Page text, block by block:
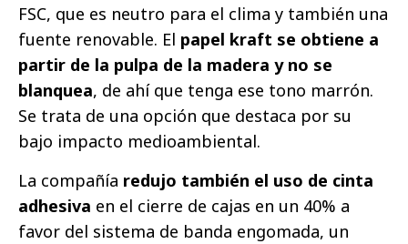
FSC, que es neutro para el clima y también una
fuente renovable. El papel kraft se obtiene a
partir de la pulpa de la madera y no se
blanquea, de ahí que tenga ese tono marrón.
Se trata de una opción que destaca por su
bajo impacto medioambiental.
La compañía redujo también el uso de cinta
adhesiva en el cierre de cajas en un 40% a
favor del sistema de banda engomada, un